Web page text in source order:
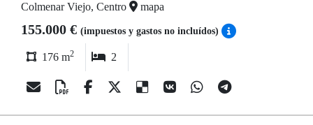
Colmenar Viejo, Centro mapa
155.000 € (impuestos y gastos no incluídos)
176 m2 2